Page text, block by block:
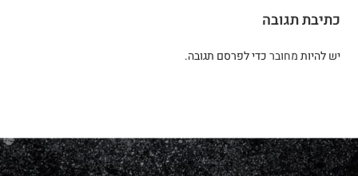
כתיבת תגובה
יש להיותמחוברכדי לפרסם תגובה.